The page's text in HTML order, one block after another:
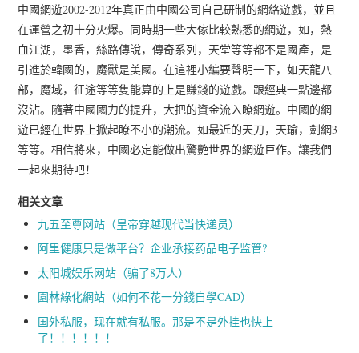
中國網遊2002-2012年真正由中國公司自己研制的網絡遊戲，並且
在運營之初十分火爆。同時期一些大傢比較熟悉的網遊，如，熱
血江湖，墨香，絲路傳說，傳奇系列，天堂等等都不是國產，是
引進於韓國的，魔獸是美國。在這裡小編要聲明一下，如天龍八
部，魔域，征途等等隻能算的上是賺錢的遊戲。跟經典一點邊都
沒沾。隨著中國國力的提升，大把的資金流入瞭網遊。中國的網
遊已經在世界上掀起瞭不小的潮流。如最近的天刀，天瑜，劍網3
等等。相信將來，中國必定能做出驚艷世界的網遊巨作。讓我們
一起來期待吧！
相关文章
九五至尊网站（皇帝穿越现代当快递员）
阿里健康只是做平台？企业承接药品电子监管?
太阳城娱乐网站（骗了8万人）
園林綠化網站（如何不花一分錢自學CAD）
国外私服，现在就有私服。那是不是外挂也快上
了！！！！！！